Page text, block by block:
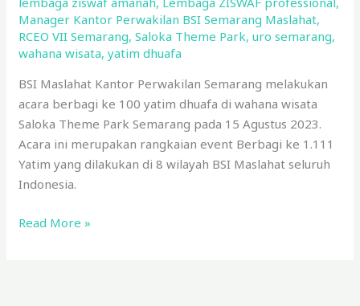
Manager Kantor Perwakilan BSI Semarang Maslahat,
RCEO VII Semarang,Saloka Theme Park,uro semarang,
wahana wisata,yatim dhuafa
BSI Maslahat Kantor Perwakilan Semarang melakukan
acara berbagi ke 100 yatim dhuafa di wahana wisata
Saloka Theme Park Semarang pada 15 Agustus 2023.
Acara ini merupakan rangkaian event Berbagi ke 1.111
Yatim yang dilakukan di 8 wilayah BSI Maslahat seluruh
Indonesia.
Read More »